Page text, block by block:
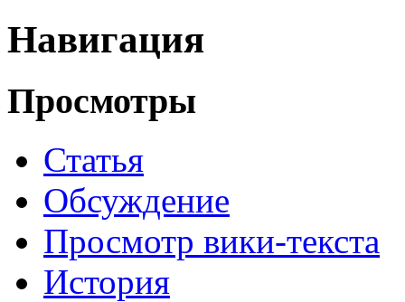
Навигация
Просмотры
Статья
Обсуждение
Просмотр вики-текста
История